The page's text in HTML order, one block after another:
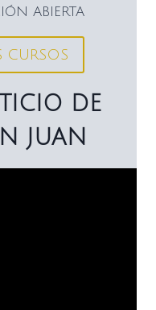
ABIERTA
CURSOS
DE
JUAN